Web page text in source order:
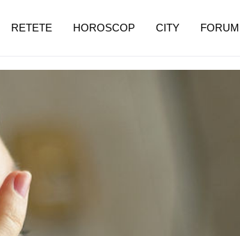
RETETE HOROSCOP CITY FORUM
pe măsură ce înaintezi în vârstă